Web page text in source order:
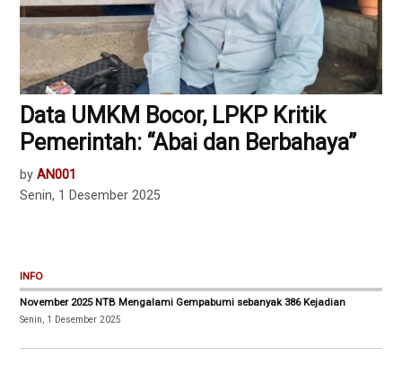
Data UMKM Bocor, LPKP Kritik
Pemerintah: “Abai dan Berbahaya”
by AN001
Senin, 1 Desember 2025
INFO
November 2025 NTB Mengalami Gempabumi sebanyak 386 Kejadian
Senin, 1 Desember 2025